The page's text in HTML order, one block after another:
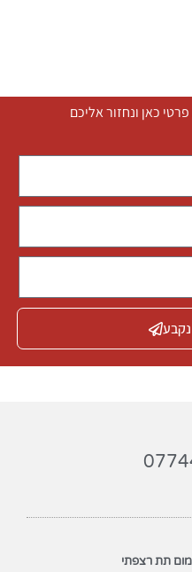
כאן ונחזור אליכם
תת רצפתי